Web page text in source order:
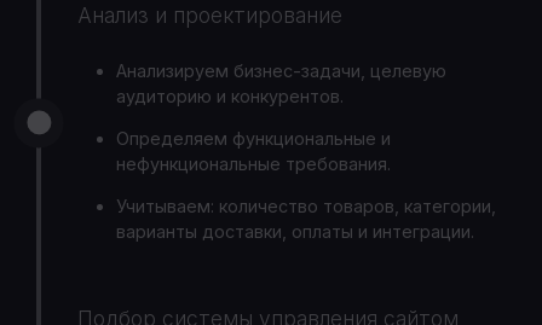
Анализ и проектирование
Анализируем бизнес-задачи, целевую
аудиторию и конкурентов.
Определяем функциональные и
нефункциональные требования.
Учитываем: количество товаров, категории,
варианты доставки, оплаты и интеграции.
Подбор системы управления сайтом